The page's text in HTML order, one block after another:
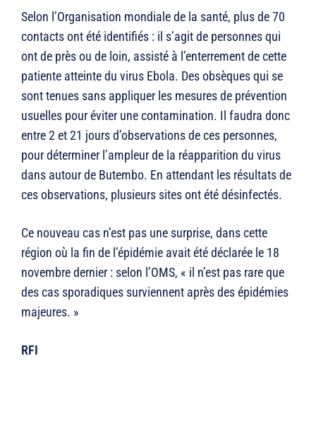
Selon l’Organisation mondiale de la santé, plus de 70
contacts ont été identifiés : il s’agit de personnes qui
ont de près ou de loin, assisté à l’enterrement de cette
patiente atteinte du virus Ebola. Des obsèques qui se
sont tenues sans appliquer les mesures de prévention
usuelles pour éviter une contamination. Il faudra donc
entre 2 et 21 jours d’observations de ces personnes,
pour déterminer l’ampleur de la réapparition du virus
dans autour de Butembo. En attendant les résultats de
ces observations, plusieurs sites ont été désinfectés.
Ce nouveau cas n’est pas une surprise, dans cette
région où la fin de l’épidémie avait été déclarée le 18
novembre dernier : selon l’OMS, « il n’est pas rare que
des cas sporadiques surviennent après des épidémies
majeures. »
RFI